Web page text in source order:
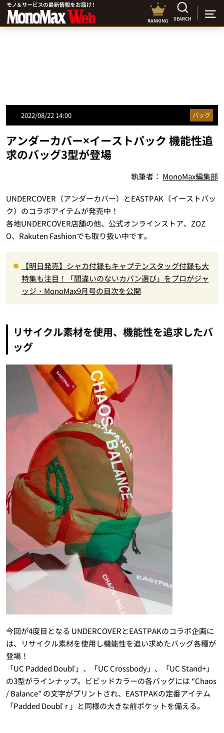
RANKING SEARCH
2022/08/22 14:00 バッグ
アンダーカバー×イーストパック 機能性追
求のバッグ3型が登場
執筆者： MonoMax編集部
UNDERCOVER（アンダーカバー）とEASTPAK（イーストパッ
ク）のコラボアイテムが発売中！
各地UNDERCOVER店舗の他、公式オンラインストア、ZOZ
O、Rakuten Fashionでも取り扱い中です。
【明日発売】シャカ付録もキャプテンスタッグ付録も大
特集も注目！「間違いのないカバン選び」をプロがジャ
ッジ・MonoMax9月号の目次を公開
リサイクル素材を使用、機能性を追求したバ
ッグ
今回が4度目となる UNDERCOVERとEASTPAKのコラボ企画に
は、リサイクル素材を使用し機能性を追い求めたバッグ各種が
登場！
「UC Padded Doublʼ」、「UC Crossbody」、「UC Stand+」
の3型がラインナップ。ビビッドカラーの各バッグには “Chaos
/ Balance” の文字がプリントされ、EASTPAKの定番アイテム
「Padded Doublʼ r 」 と同様の大きな前ポケットを備える。